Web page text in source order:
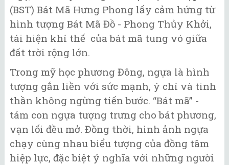
(BST) Bát Mã Hưng Phong lấy cảm hứng từ
hình tượng Bát Mã Đồ - Phong Thủy Khởi,
tái hiện khí thế của bát mã tung vó giữa
đất trời rộng lớn.
Trong mỹ học phương Đông, ngựa là hình
tượng gắn liền với sức mạnh, ý chí và tinh
thần không ngừng tiến bước. “Bát mã” -
tám con ngựa tượng trưng cho bát phương,
vạn lối đều mở. Đồng thời, hình ảnh ngựa
chạy cùng nhau biểu tượng của đồng tâm
hiệp lực, đặc biệt ý nghĩa với những người